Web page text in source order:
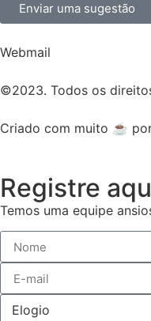
Enviar uma sugestão
Webmail
©2023. Todos os
Criado com muito ☕
Registre
Temos uma equipe